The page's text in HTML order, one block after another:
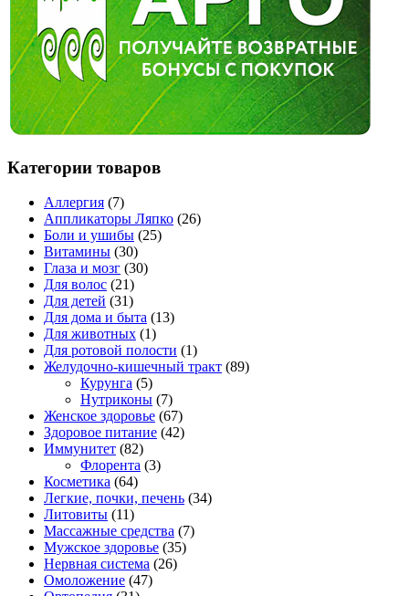
Категории товаров
Аллергия (7)
Аппликаторы Ляпко (26)
Боли и ушибы (25)
Витамины (30)
Глаза и мозг (30)
Для волос (21)
Для детей (31)
Для дома и быта (13)
Для животных (1)
Для ротовой полости (1)
Желудочно-кишечный тракт (89)
Курунга (5)
Нутриконы (7)
Женское здоровье (67)
Здоровое питание (42)
Иммунитет (82)
Флорента (3)
Косметика (64)
Легкие, почки, печень (34)
Литовиты (11)
Массажные средства (7)
Мужское здоровье (35)
Нервная система (26)
Омоложение (47)